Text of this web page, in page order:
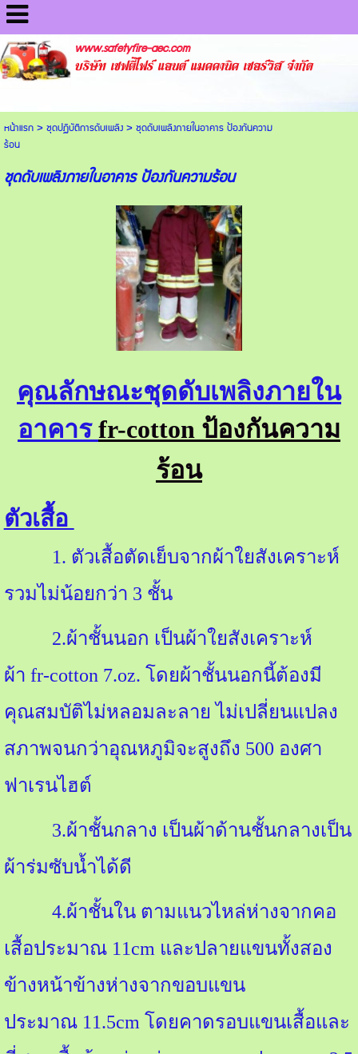
www.safetyfire-aec.com
บริษัท เซฟตี้ไฟร์ แอนด์ แมคคานิค เซอร์วิส จำกัด
หน้าแรก>ชุดปฏิบัติการดับเพลิง>ชุดดับเพลิงภายในอาคาร ป้องกันความ
ร้อน
ชุดดับเพลิงภายในอาคาร ป้องกันความร้อน
คุณลักษณะชุดดับเพลิงภายใน
อาคารfr-cotton ป้องกันความ
ร้อน
ตัวเสื้อ
1. ตัวเสื้อตัดเย็บจากผ้าใยสังเคราะห์
รวมไม่น้อยกว่า 3 ชั้น
2.ผ้าชั้นนอก เป็นผ้าใยสังเคราะห์
ผ้า fr-cotton 7.oz. โดยผ้าชั้นนอกนี้ต้องมี
คุณสมบัติไม่หลอมละลาย ไม่เปลี่ยนแปลง
สภาพจนกว่าอุณหภูมิจะสูงถึง 500 องศา
ฟาเรนไฮต์
3.ผ้าชั้นกลาง เป็นผ้าด้านชั้นกลางเป็น
ผ้าร่มซับน้ำได้ดี
4.ผ้าชั้นใน ตามแนวไหล่ห่างจากคอ
เสื้อประมาณ 11cm และปลายแขนทั้งสอง
ข้างหน้าข้างห่างจากขอบแขน
ประมาณ 11.5cm โดยคาดรอบแขนเสื้อและ